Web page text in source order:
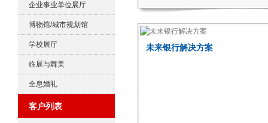
企业事业单位展厅
博物馆/城市规划馆
学校展厅
临展与舞美
全息婚礼
客户列表
未来银行解决方案